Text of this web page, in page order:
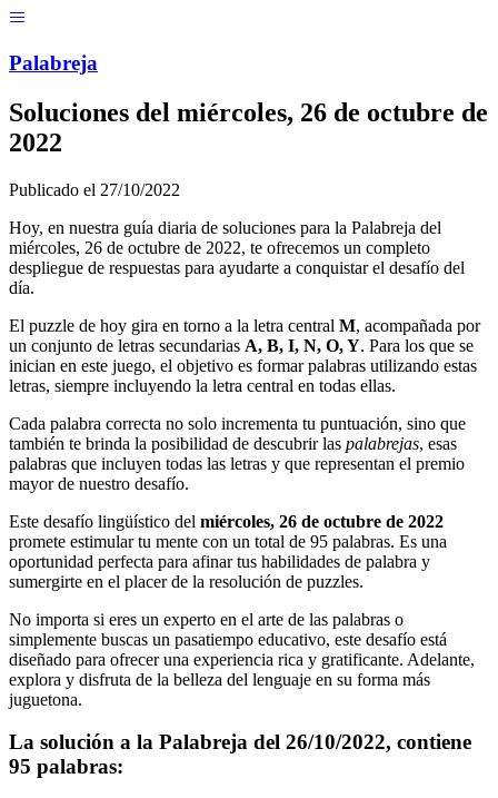
Palabreja
Soluciones del miércoles, 26 de octubre de
2022
Publicado el 27/10/2022
Hoy, en nuestra guía diaria de soluciones para la Palabreja del
miércoles, 26 de octubre de 2022, te ofrecemos un completo
despliegue de respuestas para ayudarte a conquistar el desafío del
día.
El puzzle de hoy gira en torno a la letra central M, acompañada por
un conjunto de letras secundarias A, B, I, N, O, Y. Para los que se
inician en este juego, el objetivo es formar palabras utilizando estas
letras, siempre incluyendo la letra central en todas ellas.
Cada palabra correcta no solo incrementa tu puntuación, sino que
también te brinda la posibilidad de descubrir las palabrejas, esas
palabras que incluyen todas las letras y que representan el premio
mayor de nuestro desafío.
Este desafío lingüístico del miércoles, 26 de octubre de 2022
promete estimular tu mente con un total de 95 palabras. Es una
oportunidad perfecta para afinar tus habilidades de palabra y
sumergirte en el placer de la resolución de puzzles.
No importa si eres un experto en el arte de las palabras o
simplemente buscas un pasatiempo educativo, este desafío está
diseñado para ofrecer una experiencia rica y gratificante. Adelante,
explora y disfruta de la belleza del lenguaje en su forma más
juguetona.
La solución a la Palabreja del 26/10/2022, contiene
95 palabras: